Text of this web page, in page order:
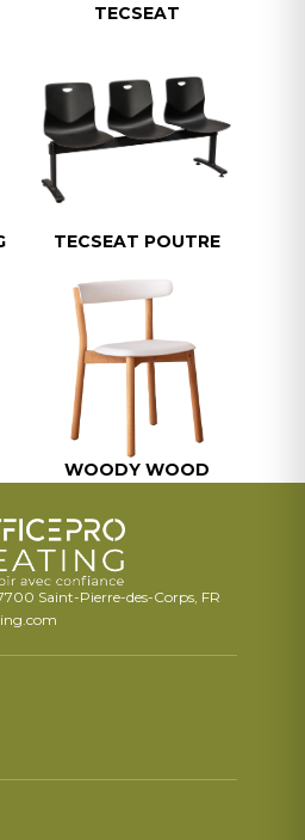
TECSEAT
TECSEAT POUTRE
WOODY WOOD
Saint-Pierre-des-Corps, FR